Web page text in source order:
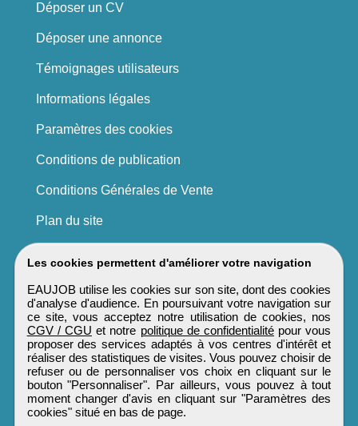
Les cookies permettent d'améliorer votre navigation
EAUJOB utilise les cookies sur son site, dont des cookies
d'analyse d'audience. En poursuivant votre navigation sur
ce site, vous acceptez notre utilisation de cookies, nos
CGV / CGU et notre politique de confidentialité pour vous
proposer des services adaptés à vos centres d'intérêt et
réaliser des statistiques de visites. Vous pouvez choisir de
refuser ou de personnaliser vos choix en cliquant sur le
bouton "Personnaliser". Par ailleurs, vous pouvez à tout
moment changer d'avis en cliquant sur "Paramètres des
cookies" situé en bas de page.
Déposer un CV
Déposer une annonce
Témoignages utilisateurs
Informations légales
Paramètres des cookies
Conditions de publication
Conditions Générales de Vente
Plan du site